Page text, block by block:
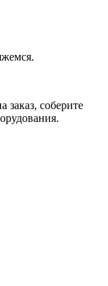
заказ, соберите